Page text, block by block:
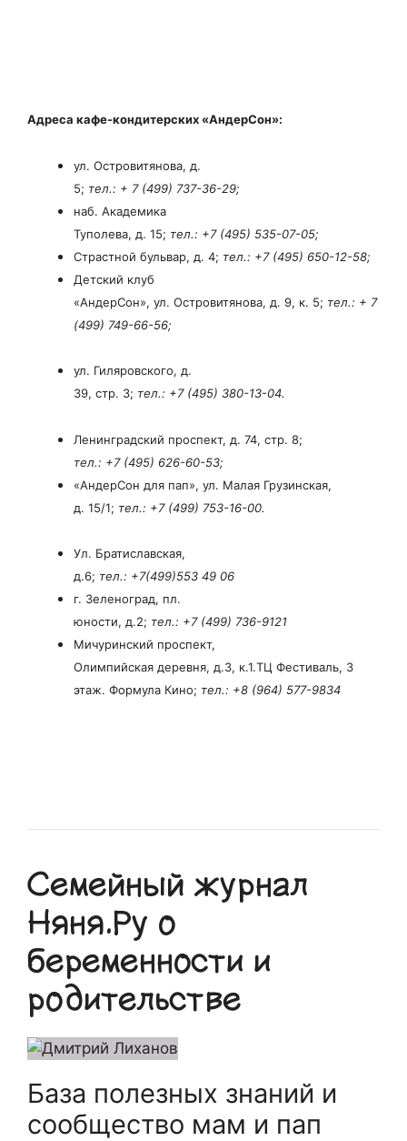
Адреса кафе-кондитерских «АндерСон»:
ул. Островитянова, д.
5; тел.: + 7 (499) 737-36-29;
наб. Академика
Туполева, д. 15; тел.: +7 (495) 535-07-05;
Страстной бульвар, д. 4; тел.: +7 (495) 650-12-58;
Детский клуб
«АндерСон», ул. Островитянова, д. 9, к. 5; тел.: + 7
(499) 749-66-56;
ул. Гиляровского, д.
39, стр. 3; тел.: +7 (495) 380-13-04.
Ленинградский проспект, д. 74, стр. 8;
тел.: +7 (495) 626-60-53;
«АндерСон для пап», ул. Малая Грузинская,
д. 15/1; тел.: +7 (499) 753-16-00.
Ул. Братиславская,
д.6; тел.: +7(499)553 49 06
г. Зеленоград, пл.
юности, д.2; тел.: +7 (499) 736-9121
Мичуринский проспект,
Олимпийская деревня, д.3, к.1.ТЦ Фестиваль, 3
этаж. Формула Кино; тел.: +8 (964) 577-9834
Семейный журнал
Няня.Ру о
беременности и
родительстве
База полезных знаний и
сообщество мам и пап